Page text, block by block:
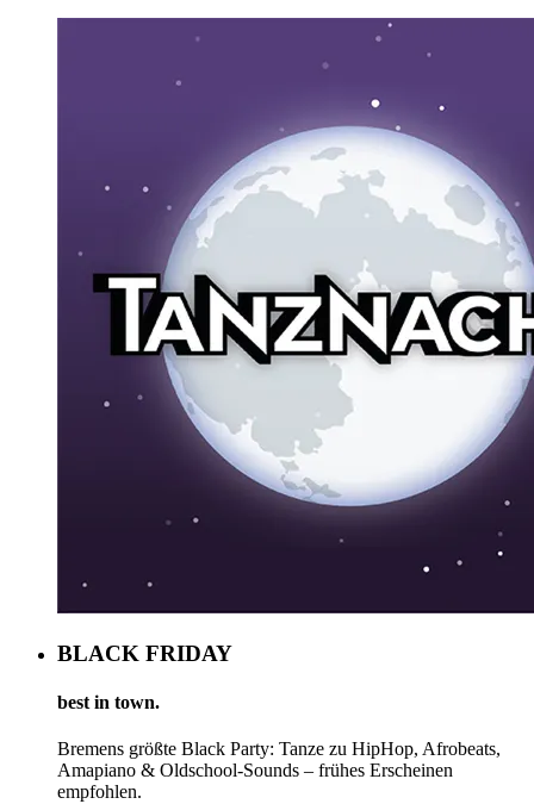
BLACK FRIDAY
best in town.
Bremens größte Black Party: Tanze zu HipHop, Afrobeats,
Amapiano & Oldschool-Sounds – frühes Erscheinen
empfohlen.